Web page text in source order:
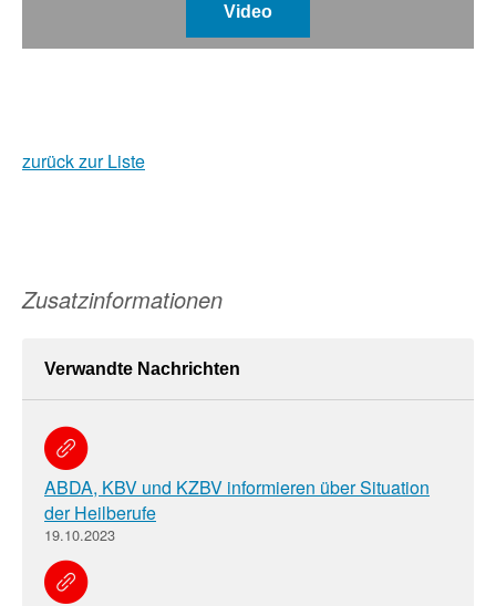
Video
zurück zur Liste
Zusatzinformationen
Verwandte Nachrichten
ABDA, KBV und KZBV informieren über Situation
der Heilberufe
19.10.2023